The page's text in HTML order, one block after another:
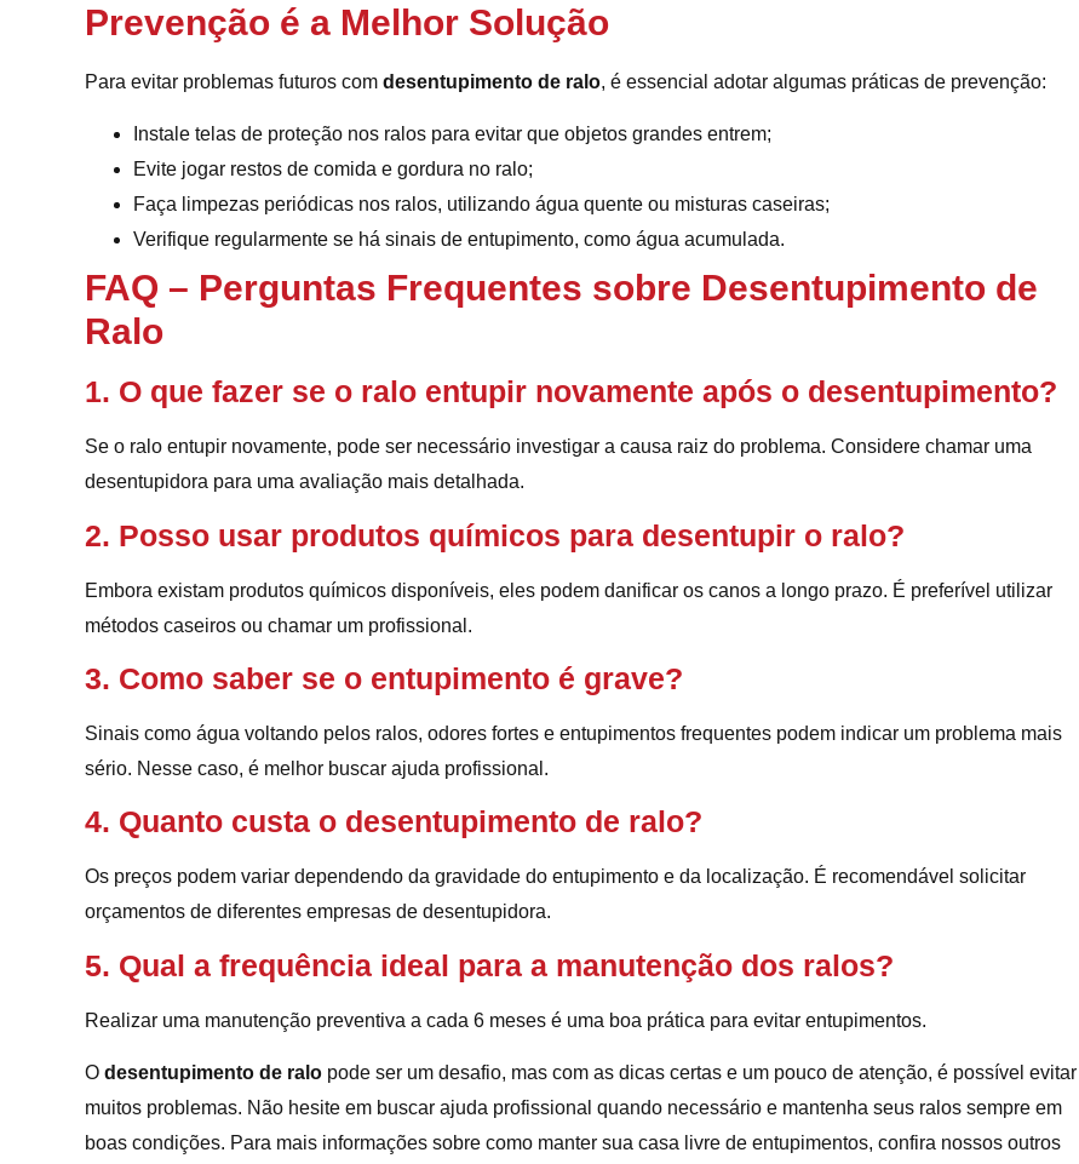
Prevenção é a Melhor Solução
Para evitar problemas futuros com desentupimento de ralo, é essencial adotar algumas práticas de prevenção:
Instale telas de proteção nos ralos para evitar que objetos grandes entrem;
Evite jogar restos de comida e gordura no ralo;
Faça limpezas periódicas nos ralos, utilizando água quente ou misturas caseiras;
Verifique regularmente se há sinais de entupimento, como água acumulada.
FAQ – Perguntas Frequentes sobre Desentupimento de
Ralo
1. O que fazer se o ralo entupir novamente após o desentupimento?
Se o ralo entupir novamente, pode ser necessário investigar a causa raiz do problema. Considere chamar uma
desentupidora para uma avaliação mais detalhada.
2. Posso usar produtos químicos para desentupir o ralo?
Embora existam produtos químicos disponíveis, eles podem danificar os canos a longo prazo. É preferível utilizar
métodos caseiros ou chamar um profissional.
3. Como saber se o entupimento é grave?
Sinais como água voltando pelos ralos, odores fortes e entupimentos frequentes podem indicar um problema mais
sério. Nesse caso, é melhor buscar ajuda profissional.
4. Quanto custa o desentupimento de ralo?
Os preços podem variar dependendo da gravidade do entupimento e da localização. É recomendável solicitar
orçamentos de diferentes empresas de desentupidora.
5. Qual a frequência ideal para a manutenção dos ralos?
Realizar uma manutenção preventiva a cada 6 meses é uma boa prática para evitar entupimentos.
O desentupimento de ralo pode ser um desafio, mas com as dicas certas e um pouco de atenção, é possível evitar
muitos problemas. Não hesite em buscar ajuda profissional quando necessário e mantenha seus ralos sempre em
boas condições. Para mais informações sobre como manter sua casa livre de entupimentos, confira nossos outros